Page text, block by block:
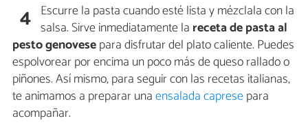
4 Escurre la pasta cuando esté lista y mézclala con la
salsa. Sirve inmediatamente la receta de pasta al
pesto genovesepara disfrutar del plato caliente. Puedes
espolvorear por encima un poco más de queso rallado o
piñones. Así mismo, para seguir con las recetas italianas,
te animamos a preparar unaensalada capresepara
acompañar.